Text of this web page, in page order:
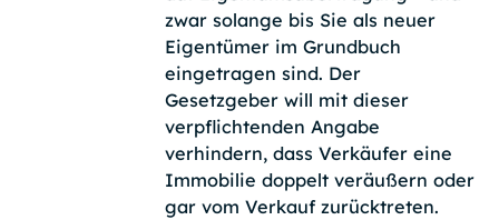
zwar solange bis Sie als neuer
Eigentümer im Grundbuch
eingetragen sind. Der
Gesetzgeber will mit dieser
verpflichtenden Angabe
verhindern, dass Verkäufer eine
Immobilie doppelt veräußern oder
gar vom Verkauf zurücktreten.